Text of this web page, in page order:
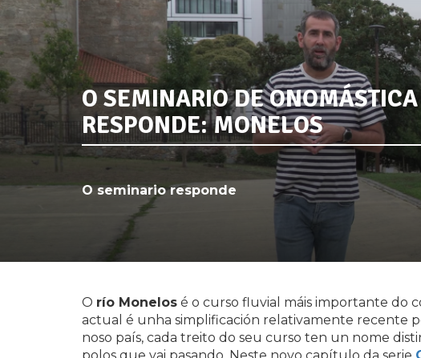
O SEMINARIO DE ONOMÁSTICA
RESPONDE: MONELOS
O seminario responde
O río Monelos é o curso fluvial máis importante do
actual é unha simplificación relativamente recente
noso país, cada treito do seu curso ten un nome